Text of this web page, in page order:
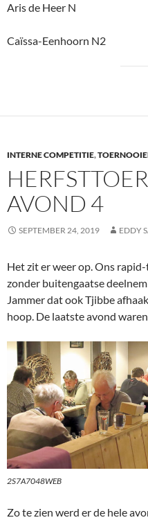
Aris de Heer N
Caïssa-Eenhoorn N2
INTERNE COMPETITIE,
AVOND 4
SEPTEMBER 24, 2019 EDDY
Het zit er weer op. Ons
zonder buitengaatse
Jammer dat ook Tjibbe
hoop. De laatste avond
2S7A7048WEB
Zo te zien werd er de hele